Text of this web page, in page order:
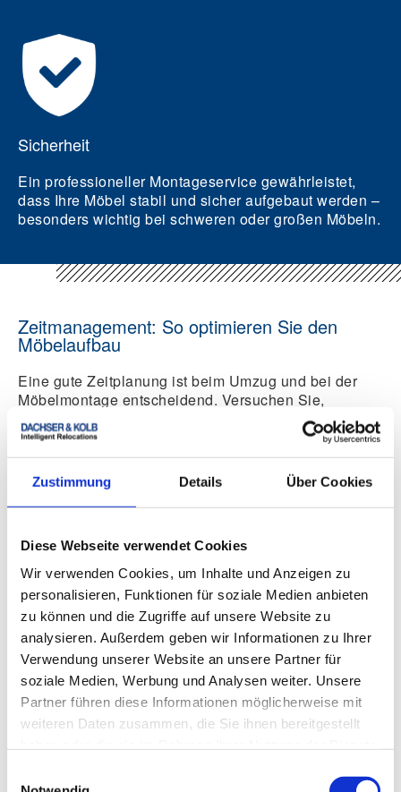
Zustimmung Details Über Cookies
Diese Webseite verwendet Cookies
Wir verwenden Cookies, um Inhalte und Anzeigen zu
personalisieren, Funktionen für soziale Medien anbieten
zu können und die Zugriffe auf unsere Website zu
analysieren. Außerdem geben wir Informationen zu Ihrer
Verwendung unserer Website an unsere Partner für
soziale Medien, Werbung und Analysen weiter. Unsere
Partner führen diese Informationen möglicherweise mit
weiteren Daten zusammen, die Sie ihnen bereitgestellt
Sicherheit
Ein professioneller Montageservice gewährleistet,
dass Ihre Möbel stabil und sicher aufgebaut werden –
besonders wichtig bei schweren oder großen Möbeln.
Zeitmanagement: So optimieren Sie den
Möbelaufbau
Eine gute Zeitplanung ist beim Umzug und bei der
Möbelmontage entscheidend. Versuchen Sie,
möglichst früh mit der Montage zu beginnen, um
Stress zu vermeiden.
1
Prioritäten setzen
Beginnen Sie mit den wichtigsten Möbeln wie Betten
und Schränken. So haben Sie schnell die
Grundausstattung Ihrer Wohnung eingerichtet.
2